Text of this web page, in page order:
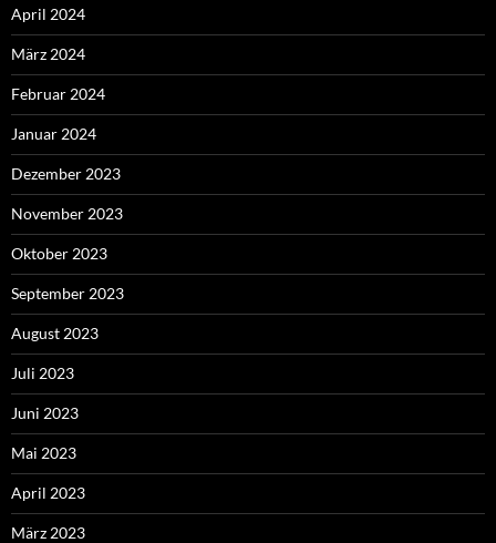
April 2024
März 2024
Februar 2024
Januar 2024
Dezember 2023
November 2023
Oktober 2023
September 2023
August 2023
Juli 2023
Juni 2023
Mai 2023
April 2023
März 2023